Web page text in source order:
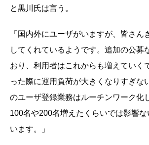
と黒川氏は言う。
「国内外にユーザがいますが、皆さん
してくれているようです。追加の公募
おり、利用者はこれからも増えていく
った際に運用負荷が大きくなりすぎな
のユーザ登録業務はルーチンワーク化
100名や200名増えたくらいでは影響
います。」